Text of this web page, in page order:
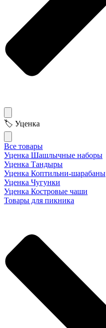
🏷 Уценка
Все товары
Уценка Шашлычные наборы
Уценка Тандыры
Уценка Коптильни-шарабаны
Уценка Чугунки
Уценка Костровые чаши
Товары для пикника